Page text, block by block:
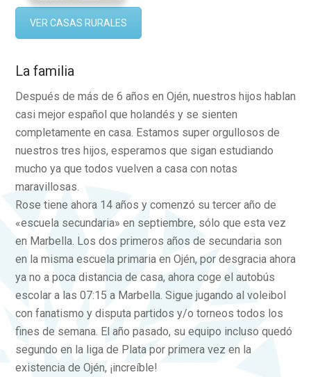
VER CASAS RURALES
La familia
Después de más de 6 años en Ojén, nuestros hijos hablan
casi mejor español que holandés y se sienten
completamente en casa. Estamos super orgullosos de
nuestros tres hijos, esperamos que sigan estudiando
mucho ya que todos vuelven a casa con notas
maravillosas.
Rose tiene ahora 14 años y comenzó su tercer año de
«escuela secundaria» en septiembre, sólo que esta vez
en Marbella. Los dos primeros años de secundaria son
en la misma escuela primaria en Ojén, por desgracia ahora
ya no a poca distancia de casa, ahora coge el autobús
escolar a las 07:15 a Marbella. Sigue jugando al voleibol
con fanatismo y disputa partidos y/o torneos todos los
fines de semana. El año pasado, su equipo incluso quedó
segundo en la liga de Plata por primera vez en la
existencia de Ojén, ¡increíble!